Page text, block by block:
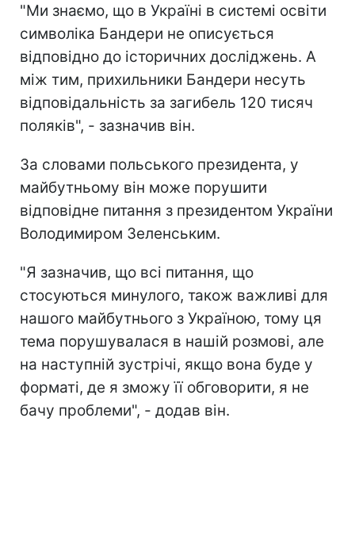
"Ми знаємо, що в Україні в системі освіти
символіка Бандери не описується
відповідно до історичних досліджень. А
між тим, прихильники Бандери несуть
відповідальність за загибель 120 тисяч
поляків", - зазначив він.
За словами польського президента, у
майбутньому він може порушити
відповідне питання з президентом України
Володимиром Зеленським.
"Я зазначив, що всі питання, що
стосуються минулого, також важливі для
нашого майбутнього з Україною, тому ця
тема порушувалася в нашій розмові, але
на наступній зустрічі, якщо вона буде у
форматі, де я зможу її обговорити, я не
бачу проблеми", - додав він.